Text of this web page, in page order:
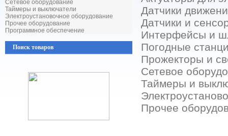
Сетевое оборудование
Таймеры и выключатели
Электроустановочное оборудование
Прочее оборудование
Программное обеспечение
Поиск товаров
Датчики
Датчики и
Интерфейсы и
Погодные
Прожекторы и
Сетевое
Таймеры и
Прочее